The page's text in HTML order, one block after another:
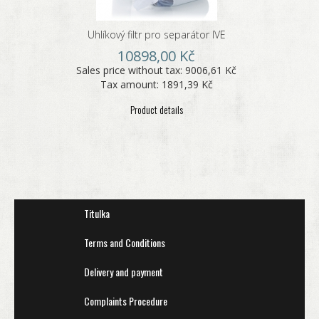
Uhlíkový filtr pro separátor IVE
10898,00 Kč
Sales price without tax:9006,61 Kč
Tax amount: 1891,39 Kč
Product details
Titulka
Terms and Conditions
Delivery and payment
Complaints Procedure